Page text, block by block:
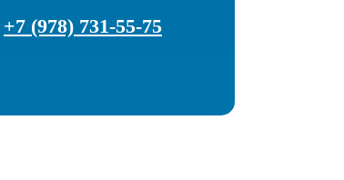
+7 (978) 731-55-75